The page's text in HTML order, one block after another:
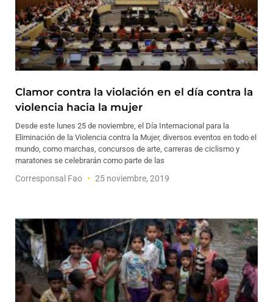
Clamor contra la violación en el día contra la
violencia hacia la mujer
Desde este lunes 25 de noviembre, el Día Internacional para la
Eliminación de la Violencia contra la Mujer, diversos eventos en todo el
mundo, como marchas, concursos de arte, carreras de ciclismo y
maratones se celebrarán como parte de las
Corresponsal Fao 25 noviembre, 2019